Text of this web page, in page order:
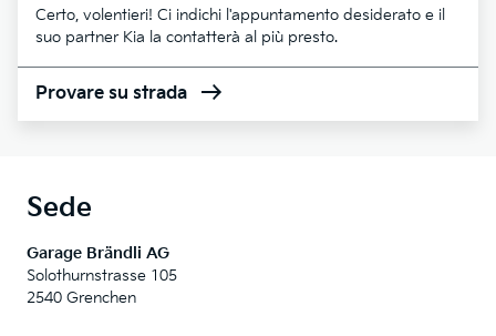
Certo, volentieri! Ci indichi l'appuntamento desiderato e il
suo partner Kia la contatterà al più presto.
Provare su strada
Sede
Garage Brändli AG
Solothurnstrasse 105
2540 Grenchen